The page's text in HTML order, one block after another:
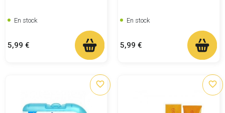
En stock
Prix
5,99 €
En stock
Prix
5,99 €
favorite_border favorite_border